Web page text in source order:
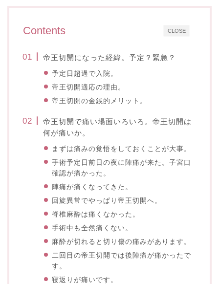
CLOSE
Contents
帝王切開になった経緯。予定？緊急？
予定日超過で入院。
帝王切開適応の理由。
帝王切開の金銭的メリット。
帝王切開で痛い場面いろいろ。帝王切開は
何が痛いか。
まずは痛みの覚悟をしておくことが大事。
手術予定日前日の夜に陣痛が来た。子宮口
確認が痛かった。
陣痛が痛くなってきた。
回旋異常でやっぱり帝王切開へ。
脊椎麻酔は痛くなかった。
手術中も全然痛くない。
麻酔が切れると切り傷の痛みがあります。
二回目の帝王切開では後陣痛が痛かったで
す。
寝返りが痛いです。